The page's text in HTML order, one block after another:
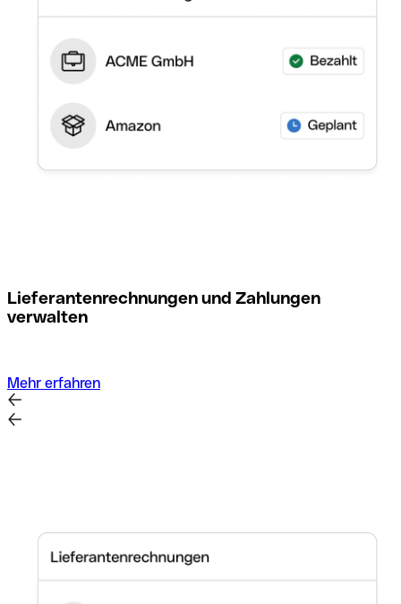
Lieferantenrechnungen und Zahlungen
verwalten
Mehr erfahren